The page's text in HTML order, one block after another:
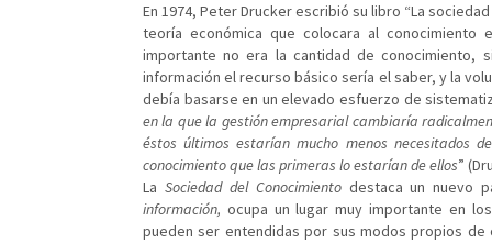
En 1974, Peter Drucker escribió su libro “La
teoría económica que colocara al
importante no era la cantidad de conocimiento,
información el recurso básico sería el saber, y la
debía basarse en un elevado esfuerzo de
en la que la gestión empresarial cambiaría
éstos últimos estarían mucho menos necesitados
conocimiento que las primeras lo estarían de ellos”
La Sociedad del Conocimientodestaca un nuevo
información, ocupa un lugar muy importante en
pueden ser entendidas por sus modos propios de